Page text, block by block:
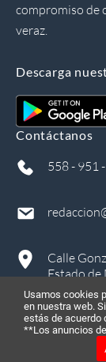
compromiso de
veraz.
Descarga
Contáctanos
558 - 951
Calle
Estado de
Usamos cookies
en nuestra web.
estás de acuerdo
**Los anuncios